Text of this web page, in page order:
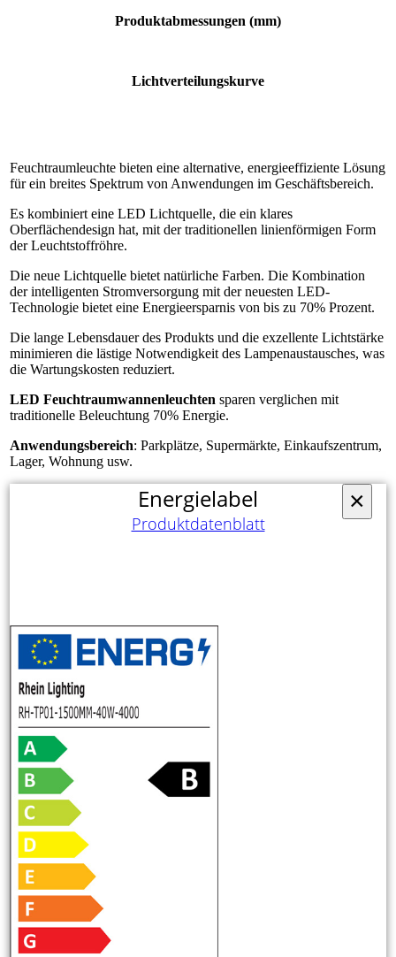
Produktabmessungen (mm)
Lichtverteilungskurve
Feuchtraumleuchte bieten eine alternative, energieeffiziente Lösung
für ein breites Spektrum von Anwendungen im Geschäftsbereich.
Es kombiniert eine LED Lichtquelle, die ein klares
Oberflächendesign hat, mit der traditionellen linienförmigen Form
der Leuchtstoffröhre.
Die neue Lichtquelle bietet natürliche Farben. Die Kombination
der intelligenten Stromversorgung mit der neuesten LED-
Technologie bietet eine Energieersparnis von bis zu 70% Prozent.
Die lange Lebensdauer des Produkts und die exzellente Lichtstärke
minimieren die lästige Notwendigkeit des Lampenaustausches, was
die Wartungskosten reduziert.
LED Feuchtraumwannenleuchten sparen verglichen mit
traditionelle Beleuchtung 70% Energie.
Anwendungsbereich: Parkplätze, Supermärkte, Einkaufszentrum,
Lager, Wohnung usw.
×
Energielabel
Produktdatenblatt